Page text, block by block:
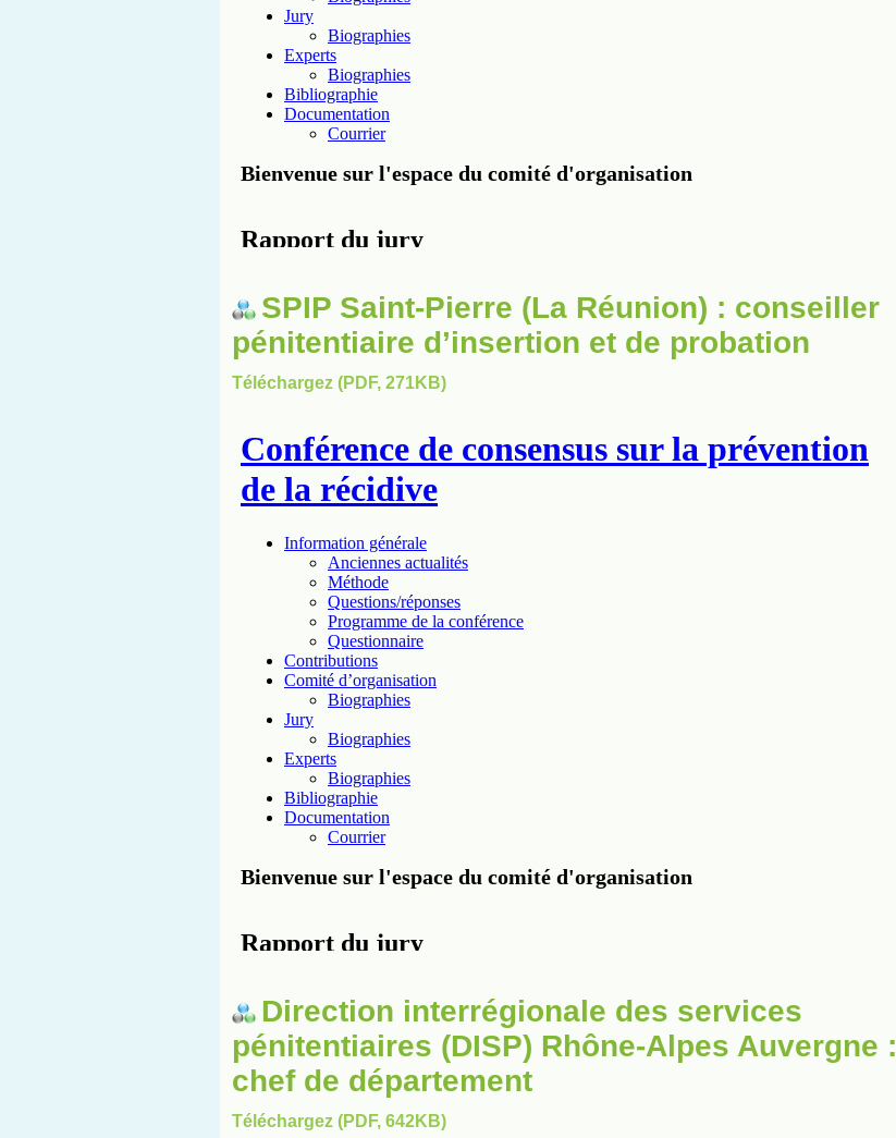
SPIP Saint-Pierre (La Réunion) : conseiller
pénitentiaire d’insertion et de probation
Téléchargez (PDF, 271KB)
Direction interrégionale des services
pénitentiaires (DISP) Rhône-Alpes Auvergne :
chef de département
Téléchargez (PDF, 642KB)